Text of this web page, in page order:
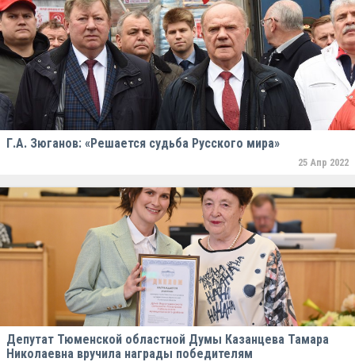
Г.А. Зюганов: «Решается судьба Русского мира»
25 Апр 2022
Депутат Тюменской областной Думы Казанцева Тамара
Николаевна вручила награды победителям